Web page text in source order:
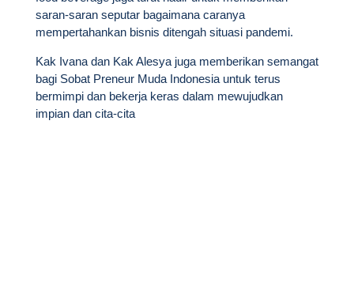
saran-saran seputar bagaimana caranya
mempertahankan bisnis ditengah situasi pandemi.
Kak Ivana dan Kak Alesya juga memberikan semangat
bagi Sobat Preneur Muda Indonesia untuk terus
bermimpi dan bekerja keras dalam mewujudkan
impian dan cita-cita